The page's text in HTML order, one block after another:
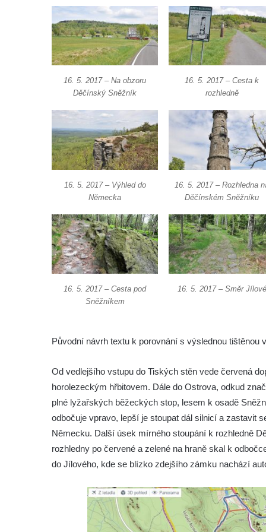
Strážný vrch – Filipov Basilika – pramen
Sprévy – Jiříkov
Trasa 22 – Lobendava – Severní – Nordkap
– Třípanský kámen – hraniční přechod
Lipová / Sohland – Lipová
16. 5. 2017 – Na obzoru
Děčínský Sněžník
16. 5. 2017 – Cesta k
rozhledně
16. 5. 2017 – Výhled do
Německa
16. 5. 2017 – Rozhledna
Děčínském Sněžníku
16. 5. 2017 – Cesta pod
Sněžníkem
16. 5. 2017 – Směr Jílové
Původní návrh textu k porovnání s výslednou tištěnou
Od vedlejšího vstupu do Tiských stěn vede červená
horolezeckým hřbitovem. Dále do Ostrova, odkud
plné lyžařských běžeckých stop, lesem k osadě
odbočuje vpravo, lepší je stoupat dál silnicí a zastavit
Německu. Další úsek mírného stoupání k rozhledně
rozhledny po červené a zelené na hraně skal k
do Jílového, kde se blízko zdejšího zámku nachází